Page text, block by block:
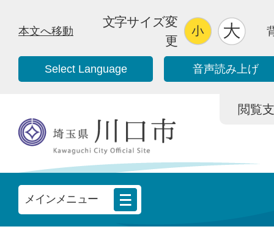
本文へ移動
文字サイズ変
更
Select Language 音声読み上げ
閲覧
メインメニュー